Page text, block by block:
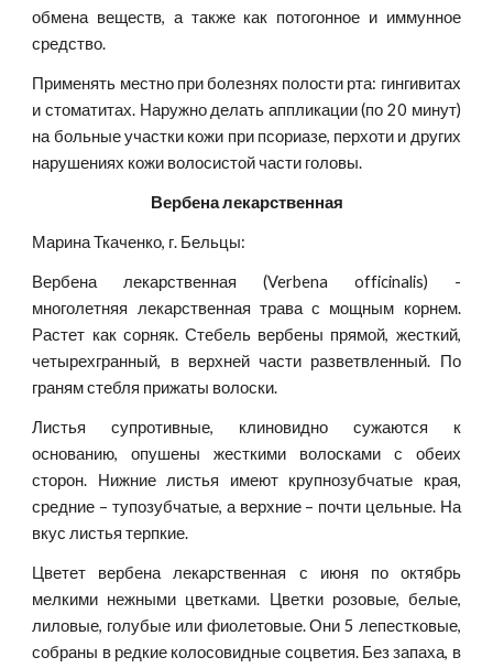
обмена веществ, а также как потогонное и иммунное
средство.
Применять местно при болезнях полости рта: гингивитах
и стоматитах. Наружно делать аппликации (по 20 минут)
на больные участки кожи при псориазе, перхоти и других
нарушениях кожи волосистой части головы.
Вербена лекарственная
Марина Ткаченко, г. Бельцы:
Вербена лекарственная (Verbena officinalis) -
многолетняя лекарственная трава с мощным корнем.
Растет как сорняк. Стебель вербены прямой, жесткий,
четырехгранный, в верхней части разветвленный. По
граням стебля прижаты волоски.
Листья супротивные, клиновидно сужаются к
основанию, опушены жесткими волосками с обеих
сторон. Нижние листья имеют крупнозубчатые края,
средние – тупозубчатые, а верхние – почти цельные. На
вкус листья терпкие.
Цветет вербена лекарственная с июня по октябрь
мелкими нежными цветками. Цветки розовые, белые,
лиловые, голубые или фиолетовые. Они 5 лепестковые,
собраны в редкие колосовидные соцветия. Без запаха, в